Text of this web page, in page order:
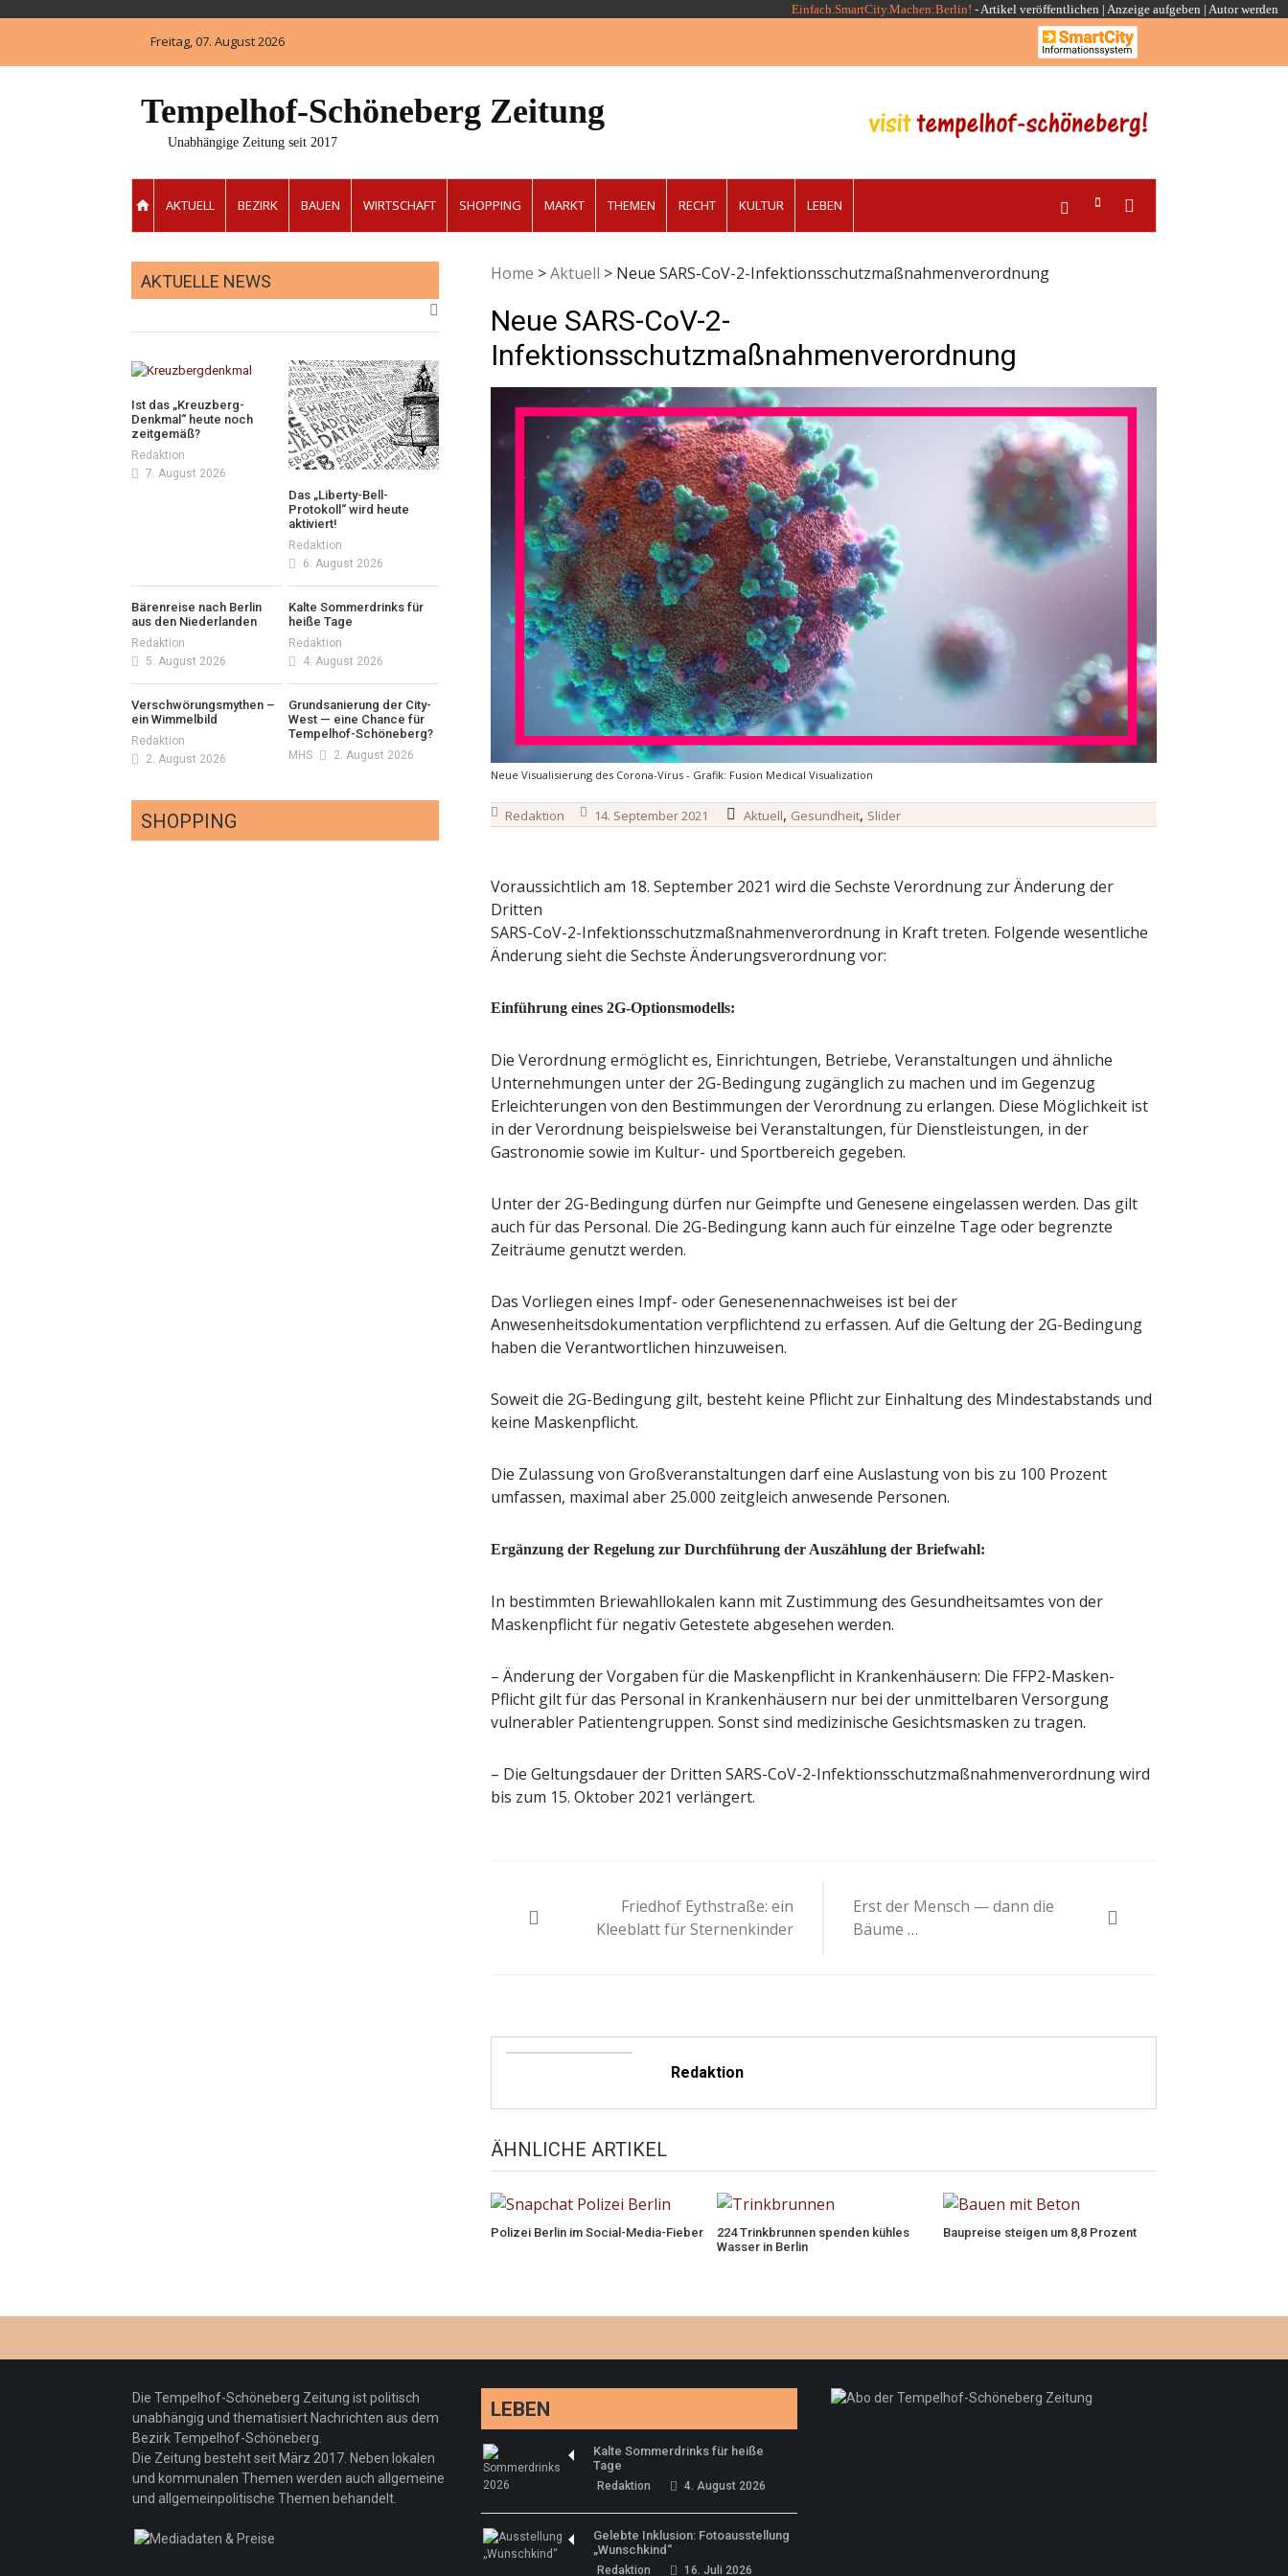
Einfach.SmartCity.Machen:Berlin! -Artikel veröffentlichen | Anzeige aufgeben | Autor werden
Freitag, 07. August 2026
Tempelhof-Schöneberg Zeitung
Unabhängige Zeitung seit 2017
AKTUELL BEZIRK BAUEN WIRTSCHAFT SHOPPING MARKT THEMEN RECHT KULTUR LEBEN
Home >Aktuell > Neue SARS-CoV-2-Infektionsschutzmaßnahmenverordnung
Neue SARS-CoV-2-
Infektionsschutzmaßnahmenverordnung
Neue Visualisierung des Corona-Virus - Grafik: Fusion Medical Visualization
Redaktion 14. September 2021 Aktuell, Gesundheit, Slider
Voraussichtlich am 18. September 2021 wird die Sechste Verordnung zur Änderung der
Dritten
SARS-CoV-2-Infektionsschutzmaßnahmenverordnung in Kraft treten. Folgende wesentliche
Änderung sieht die Sechste Änderungsverordnung vor:
Einführung eines 2G-Optionsmodells:
Die Verordnung ermöglicht es, Einrichtungen, Betriebe, Veranstaltungen und ähnliche
Unternehmungen unter der 2G-Bedingung zugänglich zu machen und im Gegenzug
Erleichterungen von den Bestimmungen der Verordnung zu erlangen. Diese Möglichkeit ist
in der Verordnung beispielsweise bei Veranstaltungen, für Dienstleistungen, in der
Gastronomie sowie im Kultur- und Sportbereich gegeben.
Unter der 2G-Bedingung dürfen nur Geimpfte und Genesene eingelassen werden. Das gilt
auch für das Personal. Die 2G-Bedingung kann auch für einzelne Tage oder begrenzte
Zeiträume genutzt werden.
Das Vorliegen eines Impf- oder Genesenennachweises ist bei der
Anwesenheitsdokumentation verpflichtend zu erfassen. Auf die Geltung der 2G-Bedingung
haben die Verantwortlichen hinzuweisen.
Soweit die 2G-Bedingung gilt, besteht keine Pflicht zur Einhaltung des Mindestabstands und
keine Maskenpflicht.
Die Zulassung von Großveranstaltungen darf eine Auslastung von bis zu 100 Prozent
umfassen, maximal aber 25.000 zeitgleich anwesende Personen.
Ergänzung der Regelung zur Durchführung der Auszählung der Briefwahl:
In bestimmten Briewahllokalen kann mit Zustimmung des Gesundheitsamtes von der
Maskenpflicht für negativ Getestete abgesehen werden.
– Änderung der Vorgaben für die Maskenpflicht in Krankenhäusern: Die FFP2-Masken-
Pflicht gilt für das Personal in Krankenhäusern nur bei der unmittelbaren Versorgung
vulnerabler Patientengruppen. Sonst sind medizinische Gesichtsmasken zu tragen.
– Die Geltungsdauer der Dritten SARS-CoV-2-Infektionsschutzmaßnahmenverordnung wird
bis zum 15. Oktober 2021 verlängert.
Friedhof Eythstraße: ein
Kleeblatt für Sternenkinder
Erst der Mensch — dann die
Bäume …
Redaktion
ÄHNLICHE ARTIKEL
Polizei Berlin im Social-Media-Fieber
224 Trinkbrunnen spenden kühles
Wasser in Berlin
Baupreise steigen um 8,8 Prozent
AKTUELLE NEWS
Ist das „Kreuzberg-
Denkmal“ heute noch
zeitgemäß?
Redaktion
7. August 2026
Das „Liberty-Bell-
Protokoll“ wird heute
aktiviert!
Redaktion
6. August 2026
Bärenreise nach Berlin
aus den Niederlanden
Redaktion
5. August 2026
Kalte Sommerdrinks für
heiße Tage
Redaktion
4. August 2026
Verschwörungsmythen –
ein Wimmelbild
Redaktion
2. August 2026
Grundsanierung der City-
West — eine Chance für
Tempelhof-Schöneberg?
MHS 2. August 2026
SHOPPING
Die Tempelhof-Schöneberg Zeitung ist politisch
unabhängig und thematisiert Nachrichten aus dem
Bezirk Tempelhof-Schöneberg.
Die Zeitung besteht seit März 2017. Neben lokalen
und kommunalen Themen werden auch allgemeine
und allgemeinpolitische Themen behandelt.
LEBEN
Kalte Sommerdrinks für heiße
Tage
Redaktion 4. August 2026
Gelebte Inklusion: Fotoausstellung
„Wunschkind“
Redaktion 16. Juli 2026